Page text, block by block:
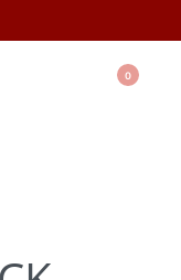
0